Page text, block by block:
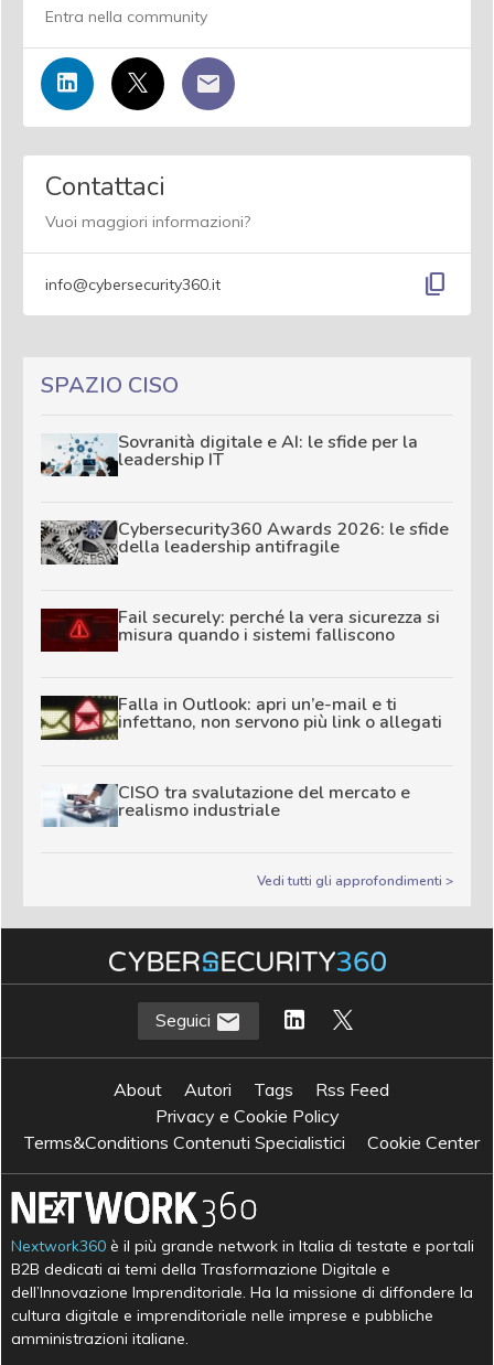
Entra nella community
Contattaci
Vuoi maggiori informazioni?
info@cybersecurity360.it content_copy
SPAZIO CISO
Sovranità digitale e AI: le sfide per la
leadership IT
Cybersecurity360 Awards 2026: le sfide
della leadership antifragile
Fail securely: perché la vera sicurezza si
misura quando i sistemi falliscono
Falla in Outlook: apri un’e-mail e ti
infettano, non servono più link o allegati
CISO tra svalutazione del mercato e
realismo industriale
Vedi tutti gli approfondimenti >
Seguici
About Autori Tags
Rss Feed
Privacy e Cookie Policy
Terms&Conditions Contenuti Specialistici
Cookie Center
Nextwork360 è il più grande network in Italia di testate e portali
B2B dedicati ai temi della Trasformazione Digitale e
dell’Innovazione Imprenditoriale. Ha la missione di diffondere la
cultura digitale e imprenditoriale nelle imprese e pubbliche
amministrazioni italiane.